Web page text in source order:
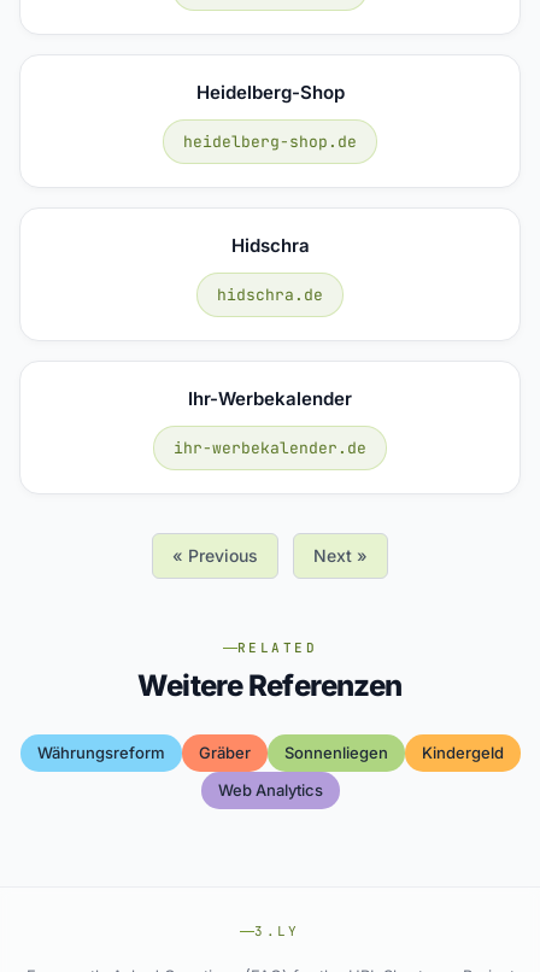
Heidelberg-Shop
heidelberg-shop.de
Hidschra
hidschra.de
Ihr-Werbekalender
ihr-werbekalender.de
« Previous Next »
RELATED
Weitere Referenzen
Währungsreform Gräber Sonnenliegen
Kindergeld
Web Analytics
3.LY